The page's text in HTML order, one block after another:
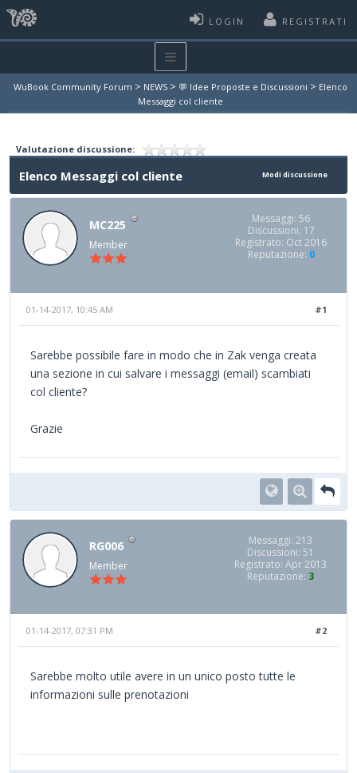
LOGIN REGISTRATI
WuBook Community Forum > NEWS > 💬 Idee Proposte e Discussioni > Elenco
Messaggi col cliente
Valutazione discussione:
Modi discussione
Elenco Messaggi col cliente
MC225
Member
Messaggi: 56
Discussioni: 17
Registrato: Oct 2016
Reputazione: 0
#1
01-14-2017, 10:45 AM
Sarebbe possibile fare in modo che in Zak venga creata
una sezione in cui salvare i messaggi (email) scambiati
col cliente?
Grazie
RG006
Member
Messaggi: 213
Discussioni: 51
Registrato: Apr 2013
Reputazione: 3
#2
01-14-2017, 07:31 PM
Sarebbe molto utile avere in un unico posto tutte le
informazioni sulle prenotazioni